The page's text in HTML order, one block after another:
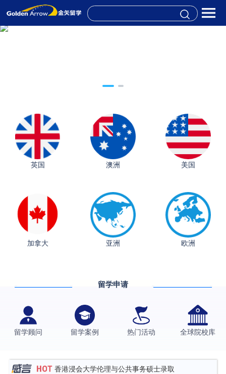
英国 澳洲 美国
加拿大 亚洲 欧洲
留学申请
留学顾问 留学案例 热门活动 全球院校库
从上海财大2+2到谢菲尔德：低均分逆袭QS百强金
​恭喜Z同学荣获剑桥大学录取
上海财经大学经济学背景成功斩获爱丁堡大学经济学
硕士录取
数学背景的他，靠“供应链”故事敲开哥大、宾大之门
香港浸会大学伦理与公共事务硕士录取